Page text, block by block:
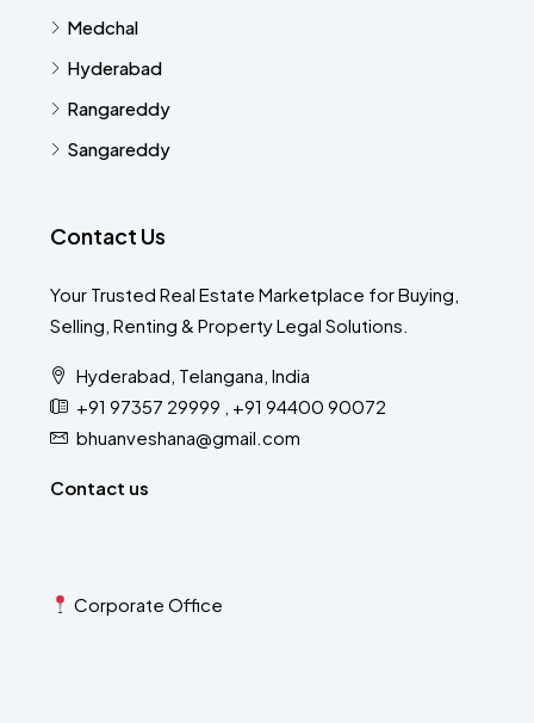
Medchal
Hyderabad
Rangareddy
Sangareddy
Contact Us
Your Trusted Real Estate Marketplace for Buying,
Selling, Renting & Property Legal Solutions.
Hyderabad, Telangana, India
+91 97357 29999 , +91 94400 90072
bhuanveshana@gmail.com
Contact us
Corporate Office